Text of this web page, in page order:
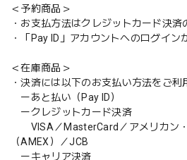
＜予約商品＞
・お支払方法はクレジットカード決済
・「Pay ID」アカウントへのログイン
＜在庫商品＞
・決済には以下のお支払い方法をご利
ーあと払い（Pay ID）
ークレジットカード決済
VISA／MasterCard／アメリカン・
（AMEX）／JCB
ーキャリア決済